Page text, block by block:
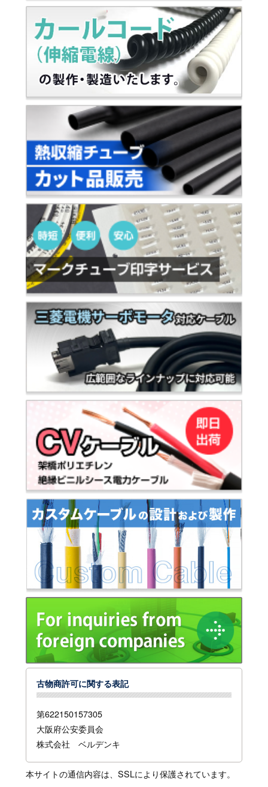
古物商許可に関する表記
第622150157305
大阪府公安委員会
株式会社 ベルデンキ
本サイトの通信内容は、SSLにより保護されています。